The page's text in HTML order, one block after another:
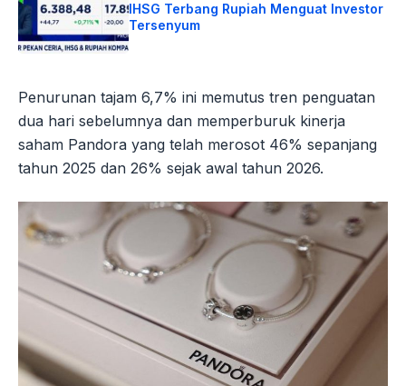
IHSG Terbang Rupiah Menguat Investor
Tersenyum
Penurunan tajam 6,7% ini memutus tren penguatan
dua hari sebelumnya dan memperburuk kinerja
saham Pandora yang telah merosot 46% sepanjang
tahun 2025 dan 26% sejak awal tahun 2026.